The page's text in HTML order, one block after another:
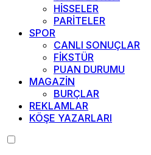
HİSSELER
PARİTELER
SPOR
CANLI SONUÇLAR
FİKSTÜR
PUAN DURUMU
MAGAZİN
BURÇLAR
REKLAMLAR
KÖŞE YAZARLARI